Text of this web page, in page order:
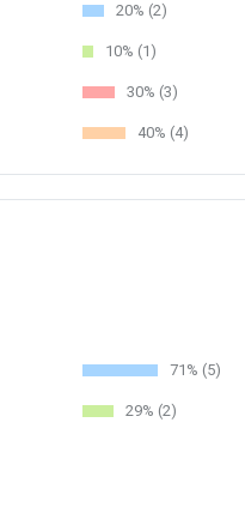
20% (2)
10% (1)
30% (3)
40% (4)
71% (5)
29% (2)